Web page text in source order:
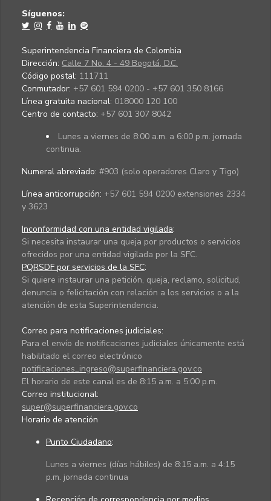
Síguenos:
Superintendencia Financiera de Colombia
Dirección: Calle 7 No. 4 - 49 Bogotá, D.C.
Código postal: 111711
Conmutador: +57 601 594 0200 - +57 601 350 8166
Línea gratuita nacional: 018000 120 100
Centro de contacto: +57 601 307 8042
Lunes a viernes de 8:00 a.m. a 6:00 p.m. jornada
continua.
Numeral abreviado: #903 (solo operadores Claro y Tigo)
Línea anticorrupción: +57 601 594 0200 extensiones 2334
y 3623
Inconformidad con una entidad vigilada:
Si necesita instaurar una queja por productos o servicios
ofrecidos por una entidad vigilada por la SFC.
PQRSDF por servicios de la SFC:
Si quiere instaurar una petición, queja, reclamo, solicitud,
denuncia o felicitación con relación a los servicios o a la
atención de esta Superintendencia.
Correo para notificaciones judiciales:
Para el envío de notificaciones judiciales únicamente está
habilitado el correo electrónico
notificaciones_ingreso@superfinanciera.gov.co
El horario de este canal es de 8:15 a.m. a 5:00 p.m.
Correo institucional:
super@superfinanciera.gov.co
Horario de atención
Punto Ciudadano:
Lunes a viernes (días hábiles) de 8:15 a.m. a 4:15
p.m. jornada continua